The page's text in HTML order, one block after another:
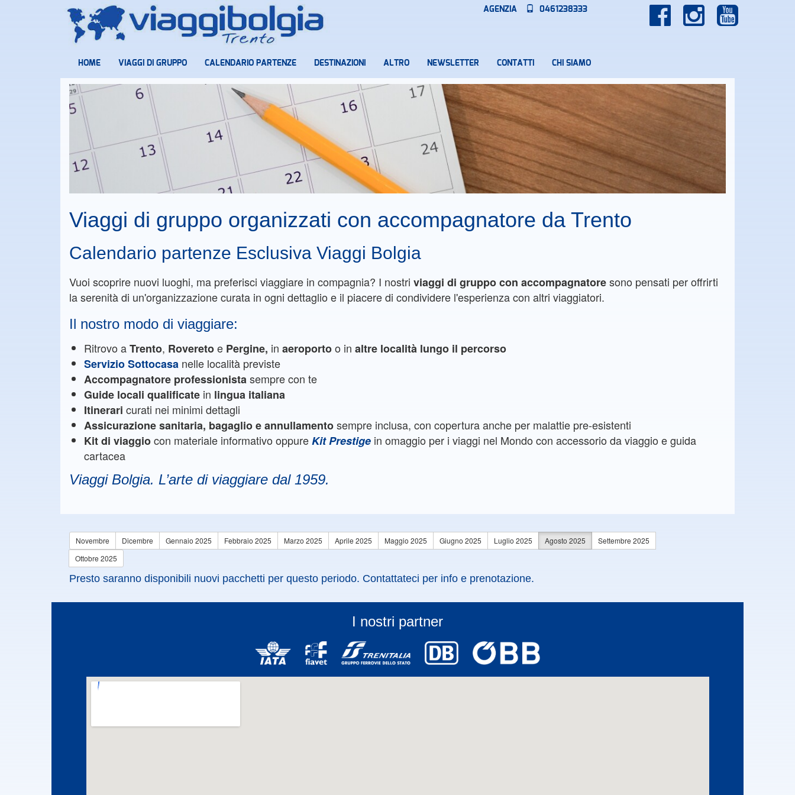
AGENZIA 0461238333
HOME VIAGGI DI GRUPPO CALENDARIO PARTENZE DESTINAZIONI ALTRO NEWSLETTER CONTATTI CHI SIAMO
Viaggi di gruppo organizzati con accompagnatore da Trento
Calendario partenze Esclusiva Viaggi Bolgia
Vuoi scoprire nuovi luoghi, ma preferisci viaggiare in compagnia? I nostri viaggi di gruppo con accompagnatoresono pensati per offrirti
la serenità di un'organizzazione curata in ogni dettaglio e il piacere di condividere l'esperienza con altri viaggiatori.
Il nostro modo di viaggiare:
Ritrovo aTrento, Roveretoe Pergine, in aeroportoo in altre località lungo il percorso
Servizio Sottocasa nelle località previste
Accompagnatore professionistasempre con te
Guide locali qualificate in lingua italiana
Itinerari curati nei minimi dettagli
Assicurazione sanitaria, bagaglio e annullamentosempre inclusa, con copertura anche per malattie pre-esistenti
Kit di viaggiocon materiale informativo oppureKit Prestige in omaggio per i viaggi nel Mondo con accessorio da viaggio e guida
cartacea
Viaggi Bolgia. L’arte di viaggiare dal 1959.
Novembre Dicembre Gennaio 2025 Febbraio 2025 Marzo 2025 Aprile 2025 Maggio 2025 Giugno 2025 Luglio 2025 Agosto 2025
Settembre 2025
Ottobre 2025
Presto saranno disponibili nuovi pacchetti per questo periodo. Contattateci per info e prenotazione.
I nostri partner